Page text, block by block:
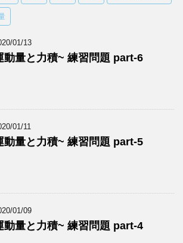
01/13
動量と力積~ 練習問題 part-6
01/11
動量と力積~ 練習問題 part-5
01/09
動量と力積~ 練習問題 part-4